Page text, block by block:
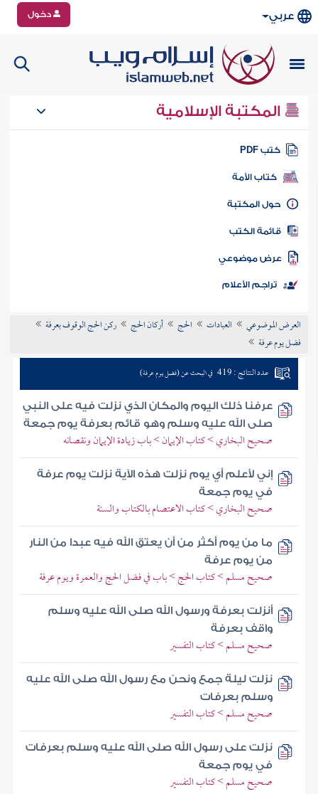
عربي دخول
المكتبة الإسلامية
كتب PDF
كتاب الأمة
المكتبة
الكتب
موضوعي
تراجم الأعلام
العرض الموضوعي العبادات الحج أركان الحج
ركن الحج الوقوف بعرفة
فضل يوم عرفة
عدد النتائج : 419 في البحث عن (فضل يوم عرفة)
عرفنا ذلك اليوم والمكان الذي نزلت فيه على النبي
صلى الله عليه وسلم وهو قائم بعرفة يوم جمعة
صحيح البخاري > كتاب الإيمان > باب زيادة الإيمان ونقصانه
إني لأعلم أي يوم نزلت هذه الآية نزلت يوم عرفة
في يوم جمعة
صحيح البخاري > كتاب الاعتصام بالكتاب والسنة
ما من يوم أكثر من أن يعتق الله فيه عبدا من النار
من يوم عرفة
صحيح مسلم > كتاب الحج > باب في فضل الحج والعمرة ويوم عرفة
أنزلت بعرفة ورسول الله صلى الله عليه وسلم
واقف بعرفة
صحيح مسلم > كتاب التفسير
نزلت ليلة جمع ونحن مع رسول الله صلى الله عليه
وسلم بعرفات
صحيح مسلم > كتاب التفسير
نزلت على رسول الله صلى الله عليه وسلم بعرفات
في يوم جمعة
صحيح مسلم > كتاب التفسير